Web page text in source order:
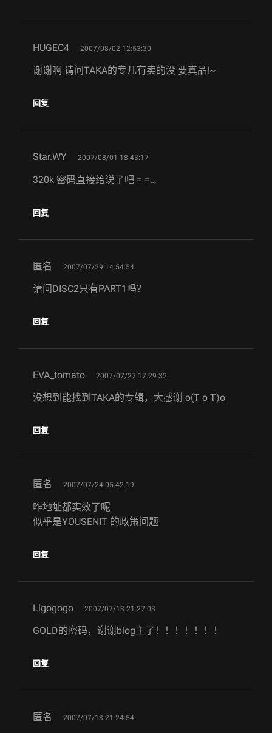
HUGEC4 says:
2007/08/02 12:53:30
谢谢啊 请问TAKA的专几有卖的没 要真品!~
回复
Star.WY says:
2007/08/01 18:43:17
320k 密码直接给说了吧 = =…
回复
匿名 says:
2007/07/29 14:54:54
请问DISC2只有PART1吗？
回复
EVA_tomato says:
2007/07/27 17:29:32
没想到能找到TAKA的专辑，大感谢 o(T o T)o
回复
匿名 says:
2007/07/24 05:42:19
咋地址都实效了呢
似乎是YOUSENIT 的政策问题
回复
Llgogogo says:
2007/07/13 21:27:03
GOLD的密码，谢谢blog主了！！！！！！！
回复
匿名 says:
2007/07/13 21:24:54